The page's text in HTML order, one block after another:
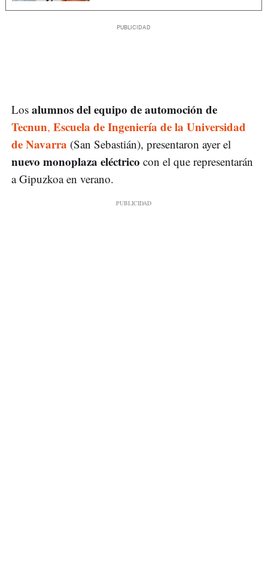
Los alumnos del equipo de automoción de
Tecnun, Escuela de Ingeniería de la Universidad
de Navarra (San Sebastián), presentaron ayer el
nuevo monoplaza eléctrico con el que representarán
a Gipuzkoa en verano.